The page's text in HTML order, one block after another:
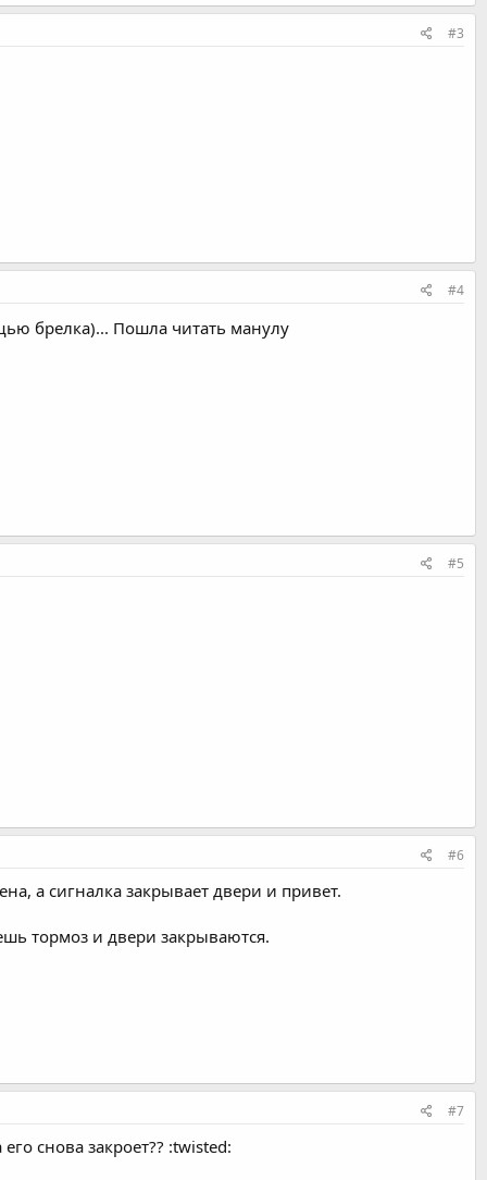
#3
#4
брелка)... Пошла читать манулу
#5
#6
а сигналка закрывает двери и привет.
тормоз и двери закрываются.
#7
снова закроет?? :twisted: